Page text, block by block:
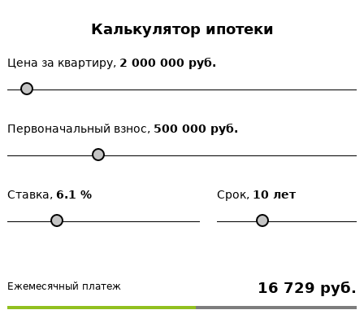
Калькулятор ипотеки
Цена за квартиру, 2 000 000 руб.
Первоначальный взнос, 500 000 руб.
Ставка, 6.1 % Срок, 10 лет
Ежемесячный платеж 16 729 руб.